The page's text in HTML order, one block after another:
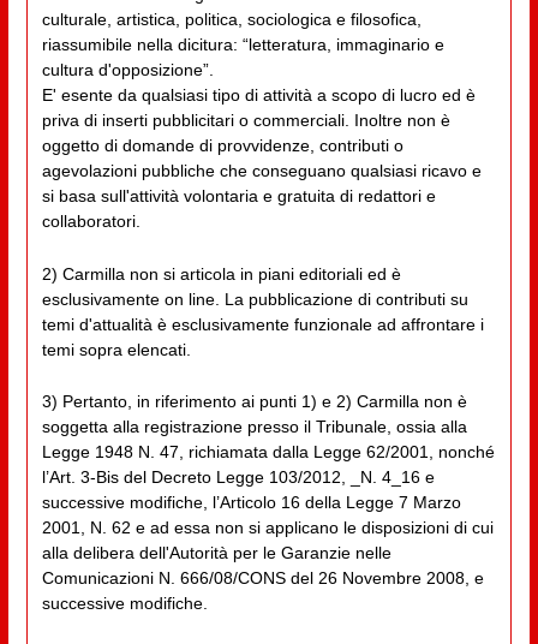
culturale, artistica, politica, sociologica e filosofica,
riassumibile nella dicitura: “letteratura, immaginario e
cultura d'opposizione”.
E' esente da qualsiasi tipo di attività a scopo di lucro ed è
priva di inserti pubblicitari o commerciali. Inoltre non è
oggetto di domande di provvidenze, contributi o
agevolazioni pubbliche che conseguano qualsiasi ricavo e
si basa sull'attività volontaria e gratuita di redattori e
collaboratori.
2) Carmilla non si articola in piani editoriali ed è
esclusivamente on line. La pubblicazione di contributi su
temi d'attualità è esclusivamente funzionale ad affrontare i
temi sopra elencati.
3) Pertanto, in riferimento ai punti 1) e 2) Carmilla non è
soggetta alla registrazione presso il Tribunale, ossia alla
Legge 1948 N. 47, richiamata dalla Legge 62/2001, nonché
l’Art. 3-Bis del Decreto Legge 103/2012, _N. 4_16 e
successive modifiche, l’Articolo 16 della Legge 7 Marzo
2001, N. 62 e ad essa non si applicano le disposizioni di cui
alla delibera dell'Autorità per le Garanzie nelle
Comunicazioni N. 666/08/CONS del 26 Novembre 2008, e
successive modifiche.